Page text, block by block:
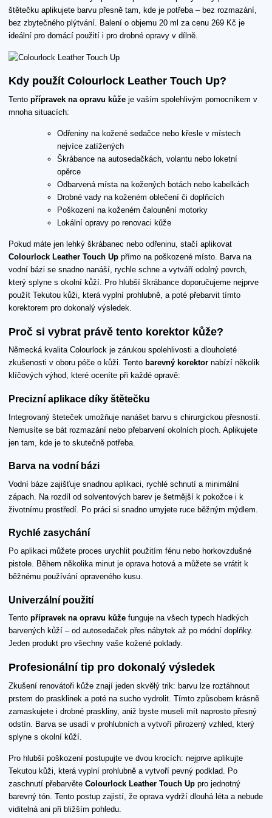
štětečku aplikujete barvu přesně tam, kde je potřeba – bez rozmazání,
bez zbytečného plýtvání. Balení o objemu 20 ml za cenu 269 Kč je
ideální pro domácí použití i pro drobné opravy v dílně.
Kdy použít Colourlock Leather Touch Up?
Tento přípravek na opravu kůže je vaším spolehlivým pomocníkem v
mnoha situacích:
Odřeniny na kožené sedačce nebo křesle v místech
nejvíce zatížených
Škrábance na autosedačkách, volantu nebo loketní
opěrce
Odbarvená místa na kožených botách nebo kabelkách
Drobné vady na koženém oblečení či doplňcích
Poškození na koženém čalounění motorky
Lokální opravy po renovaci kůže
Pokud máte jen lehký škrábanec nebo odřeninu, stačí aplikovat
Colourlock Leather Touch Up přímo na poškozené místo. Barva na
vodní bázi se snadno nanáší, rychle schne a vytváří odolný povrch,
který splyne s okolní kůží. Pro hlubší škrábance doporučujeme nejprve
použít Tekutou kůži, která vyplní prohlubně, a poté přebarvit tímto
korektorem pro dokonalý výsledek.
Proč si vybrat právě tento korektor kůže?
Německá kvalita Colourlock je zárukou spolehlivosti a dlouholeté
zkušenosti v oboru péče o kůži. Tento barevný korektor nabízí několik
klíčových výhod, které oceníte při každé opravě:
Precizní aplikace díky štětečku
Integrovaný šteteček umožňuje nanášet barvu s chirurgickou přesností.
Nemusíte se bát rozmazání nebo přebarvení okolních ploch. Aplikujete
jen tam, kde je to skutečně potřeba.
Barva na vodní bázi
Vodní báze zajišťuje snadnou aplikaci, rychlé schnutí a minimální
zápach. Na rozdíl od solventových barev je šetrnější k pokožce i k
životnímu prostředí. Po práci si snadno umyjete ruce běžným mýdlem.
Rychlé zasychání
Po aplikaci můžete proces urychlit použitím fénu nebo horkovzdušné
pistole. Během několika minut je oprava hotová a můžete se vrátit k
běžnému používání opraveného kusu.
Univerzální použití
Tento přípravek na opravu kůže funguje na všech typech hladkých
barvených kůží – od autosedaček přes nábytek až po módní doplňky.
Jeden produkt pro všechny vaše kožené poklady.
Profesionální tip pro dokonalý výsledek
Zkušení renovátoři kůže znají jeden skvělý trik: barvu lze roztáhnout
prstem do prasklinek a poté na sucho vydrolit. Tímto způsobem krásně
zamaskujete i drobné praskliny, aniž byste museli mít naprosto přesný
odstín. Barva se usadí v prohlubních a vytvoří přirozený vzhled, který
splyne s okolní kůží.
Pro hlubší poškození postupujte ve dvou krocích: nejprve aplikujte
Tekutou kůži, která vyplní prohlubně a vytvoří pevný podklad. Po
zaschnutí přebarvěte Colourlock Leather Touch Up pro jednotný
barevný tón. Tento postup zajistí, že oprava vydrží dlouhá léta a nebude
viditelná ani při bližším pohledu.